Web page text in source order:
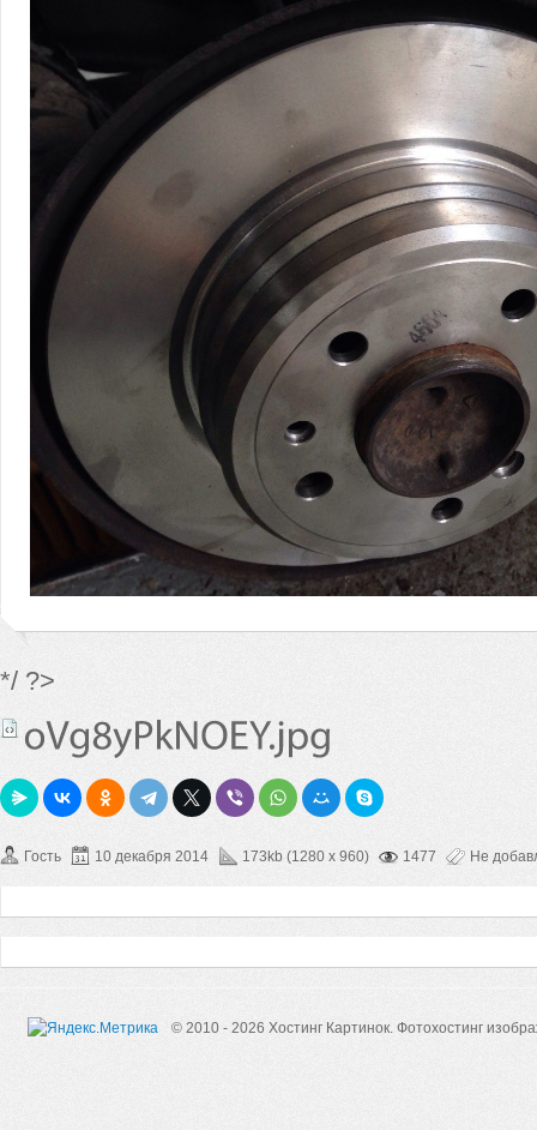
*/ ?>
Гость 10 декабря 2014 173kb (1280 x 960) 1477 Не
© 2010 - 2026 Хостинг Картинок. Фотохостинг